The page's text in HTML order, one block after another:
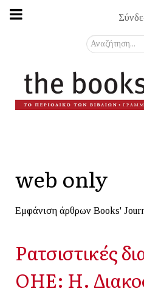
Αναζήτηση...
web only
Εμφάνιση άρθρων Books'
Ρατσιστικές
ΟΗΕ: Η.